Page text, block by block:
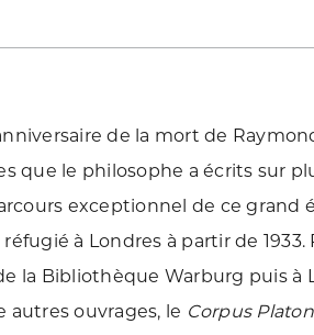
de la mort de
que le philosophe a écrits sur
exceptionnel de ce grand
à Londres à partir de 1933.
la Bibliothèque Warburg puis à
ouvrages, le Corpus